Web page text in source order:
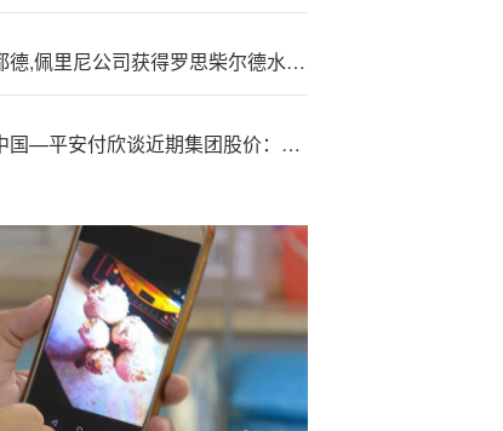
都德,佩里尼公司获得罗思柴尔德水坝现代化项目6000万美元合同
中国—平安付欣谈近期集团股价：金子发光了，但我们觉得这个光还可以更亮